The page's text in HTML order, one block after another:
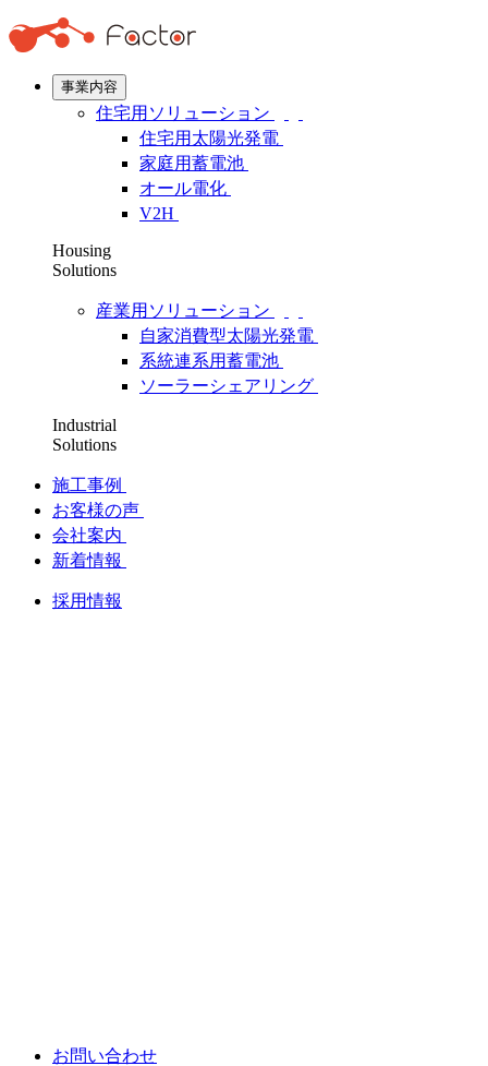
事業内容
住宅用ソリューション
住宅用太陽光発電
家庭用蓄電池
オール電化
V2H
Housing
Solutions
産業用ソリューション
自家消費型太陽光発電
系統連系用蓄電池
ソーラーシェアリング
Industrial
Solutions
施工事例
お客様の声
会社案内
新着情報
採用情報
お問い合わせ